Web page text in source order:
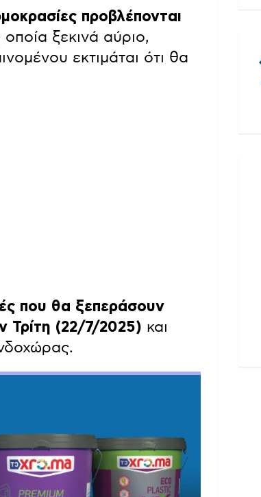
προβλέπονται
οποία ξεκινά αύριο,
εκτιμάται ότι θα
που θα ξεπεράσουν
Τρίτη (22/7/2025) και